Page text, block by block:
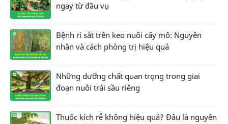
ngay từ đầu vụ
Bệnh rỉ sắt trên keo nuôi cấy mô: Nguyên
nhân và cách phòng trị hiệu quả
Những dưỡng chất quan trọng trong giai
đoạn nuôi trái sầu riêng
Thuốc kích rễ không hiệu quả? Đâu là nguyên